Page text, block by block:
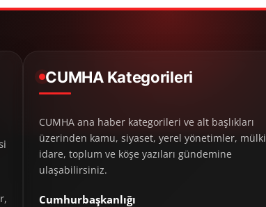
CUMHA Kategorileri
CUMHA ana haber kategorileri ve alt başlıkları
üzerinden kamu, siyaset, yerel yönetimler, mülki
idare, toplum ve köşe yazıları gündemine
ulaşabilirsiniz.
Cumhurbaşkanlığı